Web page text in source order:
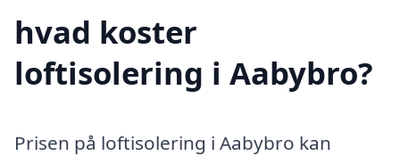
hvad koster
loftisolering i Aabybro?
Prisen på loftisolering i Aabybro kan